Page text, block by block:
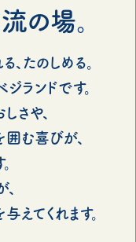
の場。
、たのしめる。
ランドです。
さや、
む喜びが、
えてくれます。